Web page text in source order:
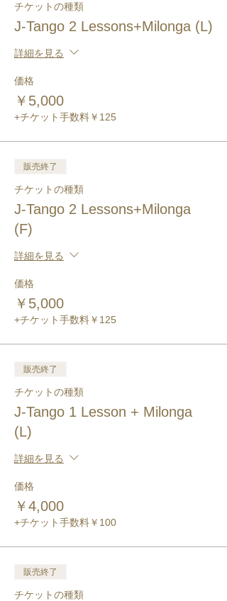
チケットの種類
J-Tango 2 Lessons+Milonga (L)
詳細を見る
価格
￥5,000
+チケット手数料￥125
販売終了
チケットの種類
J-Tango 2 Lessons+Milonga
(F)
詳細を見る
価格
￥5,000
+チケット手数料￥125
販売終了
チケットの種類
J-Tango 1 Lesson + Milonga
(L)
詳細を見る
価格
￥4,000
+チケット手数料￥100
販売終了
チケットの種類